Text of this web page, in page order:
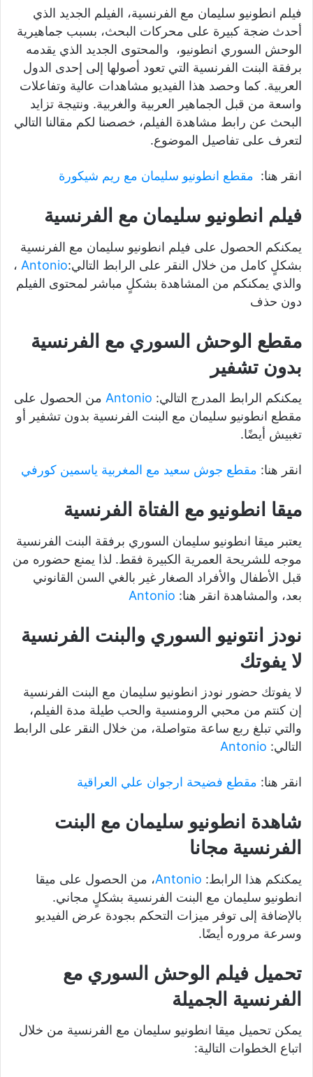
فيلم انطونيو سليمان مع الفرنسية، الفيلم الجديد الذي
أحدث ضجة كبيرة على محركات البحث، بسبب جماهيرية
الوحش السوري انطونيو، والمحتوى الجديد الذي يقدمه
برفقة البنت الفرنسية التي تعود أصولها إلى إحدى الدول
العربية. كما وحصد هذا الفيديو مشاهدات عالية وتفاعلات
واسعة من قبل الجماهير العربية والغربية. ونتيجة تزايد
البحث عن رابط مشاهدة الفيلم، خصصنا لكم مقالنا التالي
لتعرف على تفاصيل الموضوع.
انقر هنا: مقطع انطونيو سليمان مع ريم شيكورة
فيلم انطونيو سليمان مع الفرنسية
يمكنكم الحصول على فيلم انطونيو سليمان مع الفرنسية
بشكلٍ كامل من خلال النقر على الرابط التالي:Antonio ،
والذي يمكنكم من المشاهدة بشكلٍ مباشر لمحتوى الفيلم
دون حذف
مقطع الوحش السوري مع الفرنسية
بدون تشفير
يمكنكم الرابط المدرج التالي: Antonio من الحصول على
مقطع انطونيو سليمان مع البنت الفرنسية بدون تشفير أو
تغبيش أيضًا.
انقر هنا: مقطع جوش سعيد مع المغربية ياسمين كورفي
ميقا انطونيو مع الفتاة الفرنسية
يعتبر ميقا انطونيو سليمان السوري برفقة البنت الفرنسية
موجه للشريحة العمرية الكبيرة فقط. لذا يمنع حضوره من
قبل الأطفال والأفراد الصغار غير بالغي السن القانوني
بعد، والمشاهدة انقر هنا: Antonio
نودز انتونيو السوري والبنت الفرنسية
لا يفوتك
لا يفوتك حضور نودز انطونيو سليمان مع البنت الفرنسية
إن كنتم من محبي الرومنسية والحب طيلة مدة الفيلم،
والتي تبلغ ربع ساعة متواصلة، من خلال النقر على الرابط
التالي: Antonio
انقر هنا: مقطع فضيحة ارجوان علي العراقية
شاهدة انطونيو سليمان مع البنت
الفرنسية مجانا
يمكنكم هذا الرابط: Antonio، من الحصول على ميقا
انطونيو سليمان مع البنت الفرنسية بشكلٍ مجاني.
بالإضافة إلى توفر ميزات التحكم بجودة عرض الفيديو
وسرعة مروره أيضًا.
تحميل فيلم الوحش السوري مع
الفرنسية الجميلة
يمكن تحميل ميقا انطونيو سليمان مع الفرنسية من خلال
اتباع الخطوات التالية: